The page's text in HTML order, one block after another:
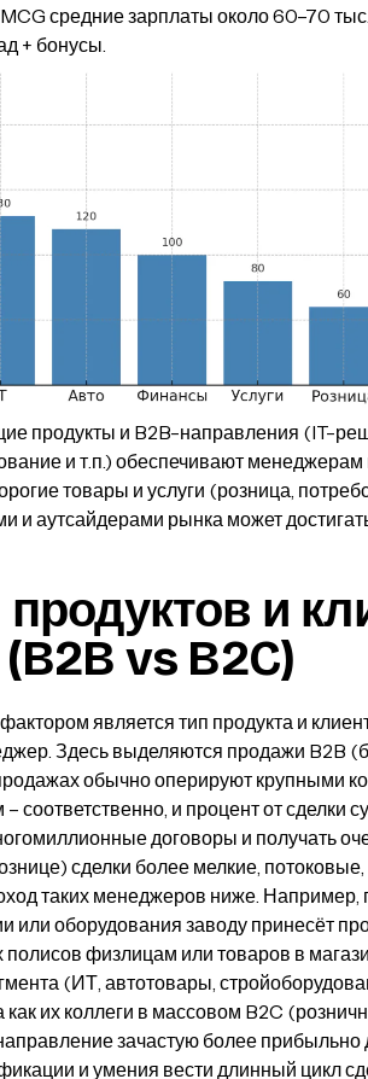
средние зарплаты около 60–70
+ бонусы.
продукты и B2B-направления (IT-
и т.п.) обеспечивают
товары и услуги (розница,
и аутсайдерами рынка может
и
vs B2C)
является тип продукта и
Здесь выделяются продажи B2B
обычно оперируют крупными
соответственно, и процент от
договоры и получать
сделки более мелкие,
таких менеджеров ниже.
или оборудования заводу принесёт
физлицам или товаров в
(ИТ, автотовары,
как их коллеги в массовом B2C
зачастую более
и умения вести длинный цикл